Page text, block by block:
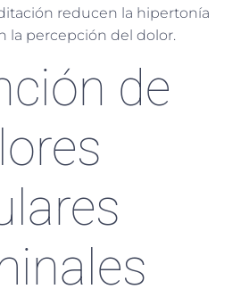
reducen la hipertonía
la percepción del dolor.
de